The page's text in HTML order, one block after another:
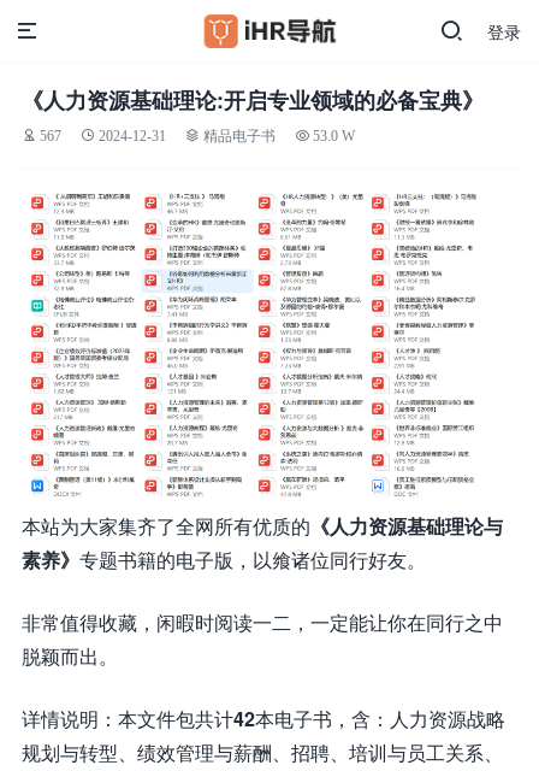
登录
《人力资源基础理论:开启专业领域的必备宝典》
567 2024-12-31 精品电子书 53.0 W
本站为大家集齐了全网所有优质的 《人力资源基础理论与
素养》 专题书籍的电子版，以飨诸位同行好友。
非常值得收藏，闲暇时阅读一二，一定能让你在同行之中
脱颖而出。
详情说明：本文件包共计42本电子书，含：人力资源战略
规划与转型、绩效管理与薪酬、招聘、培训与员工关系、